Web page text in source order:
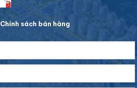
Chính sách bán hàng